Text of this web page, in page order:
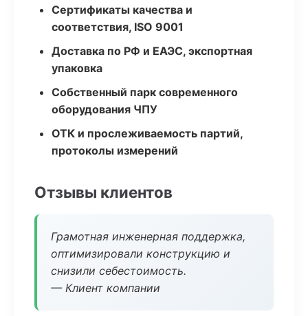
Сертификаты качества и
соответствия, ISO 9001
Доставка по РФ и ЕАЭС, экспортная
упаковка
Собственный парк современного
оборудования ЧПУ
ОТК и прослеживаемость партий,
протоколы измерений
Отзывы клиентов
Грамотная инженерная поддержка,
оптимизировали конструкцию и
снизили себестоимость.
— Клиент компании